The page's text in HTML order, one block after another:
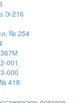
Э-216
№ 254
367М
001
000
№ 418